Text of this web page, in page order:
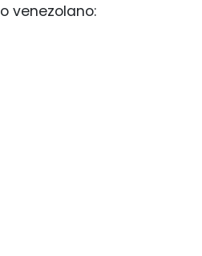
venezolano: